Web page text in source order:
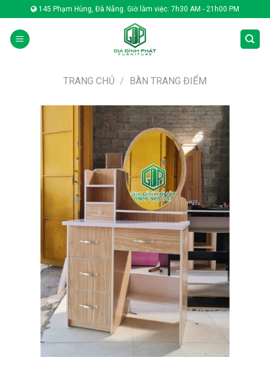
to
content
145 Phạm Hùng, Đà Nẵng. Giờ làm việc: 7h30 AM - 21h00 PM
TRANG CHỦ / BÀN TRANG ĐIỂM